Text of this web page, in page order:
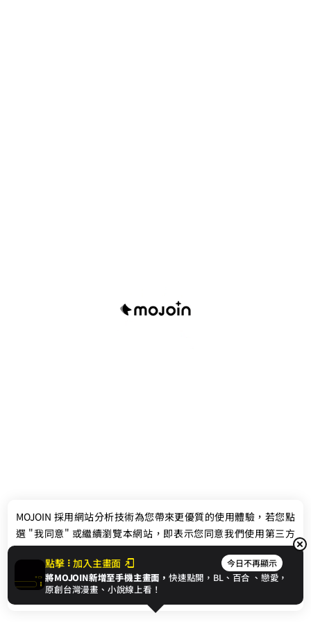
聯絡我們
© 2024 gamania Digital Entertainment Co., Ltd.
點擊 加入主畫面 今日不再顯示
將MOJOIN新增至手機主畫面，快速點開，BL、 百合 、戀愛，
原創台灣漫畫、小說線上看！
MOJOIN 採用網站分析技術為您帶來更優質的使用體驗，若您點
選 "我同意" 或繼續瀏覽本網站，即表示您同意我們使用第三方
Cookie，欲瞭解更多資訊請見隱私權政策。
我同意